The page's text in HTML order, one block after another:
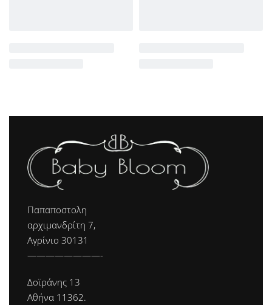
Παπαποστολη
αρχιμανδρίτη 7,
Αγρίνιο 30131
————————-
Δοϊράνης 13
Αθήνα 11362.